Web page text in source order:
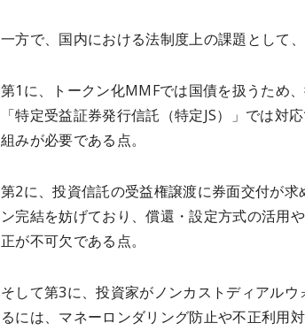
一方で、国内における法制度上の課題として、
第1に、トークン化MMFでは国債を扱うため
「特定受益証券発行信託（特定JS）」では対
組みが必要である点。
第2に、投資信託の受益権譲渡に券面交付が
ン完結を妨げており、償還・設定方式の活用
正が不可欠である点。
そして第3に、投資家がノンカストディアル
るには、マネーロンダリング防止や不正利用